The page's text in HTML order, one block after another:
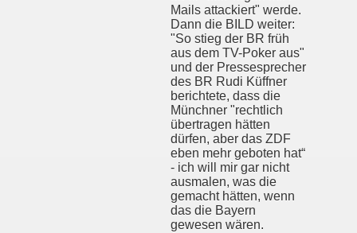
Mails attackiert" werde.
Dann die BILD weiter:
"So stieg der BR früh
aus dem TV-Poker aus"
und der Pressesprecher
des BR Rudi Küffner
berichtete, dass die
Münchner "rechtlich
übertragen hätten
dürfen, aber das ZDF
eben mehr geboten hat“
- ich will mir gar nicht
ausmalen, was die
gemacht hätten, wenn
das die Bayern
gewesen wären.